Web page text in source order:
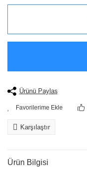
Ürünü Paylaş
Karşılaştır
Ürün Bilgisi